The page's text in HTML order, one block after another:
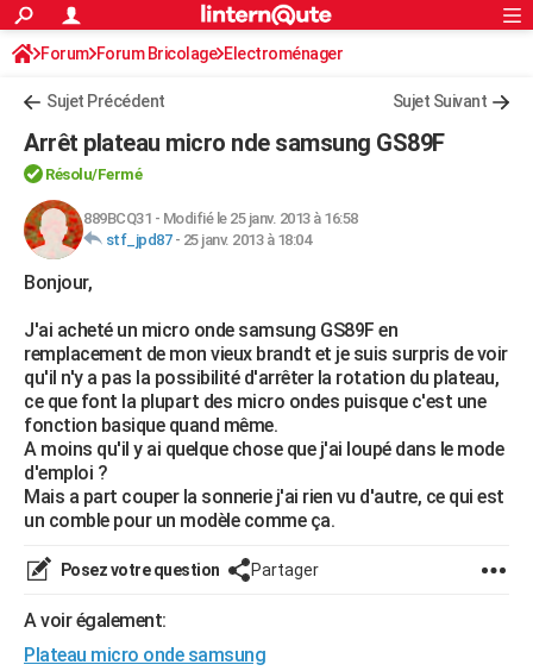
ACTUALITÉS
Politique
Société
Faits Divers
Education
Monde
Villes
+
Programme TV
TNTStreaming
Cinéma
Sorties cinéma
Musique
+FINANCE
Retraite
Impôts
Epargne
Immobilier
Risques naturels par ville
Banque
Assurance
Crédit
AUTO
Essais
Réserver un essai
Citadines
Berlines
SUV
Forum auto
BRICOLAGE
Forum
Aménagement intérieur
Extérieur
Cuisine
Salle de bains
Jardinage
Rangement
WEEK-END
Guides de France
Escapades
Patrimoine
Expositions
Musées
Week-end nature
+LIFESTYLE
Art de vivre
Bien-être
Loisirs
Mode
Modes de vie
SANTE
Alimentation
Guide de la santé
Maladies
Médicaments
Sommeil
VOYAGE
Destinations
City break
Voyage nature
Voyage de noces
Forum
Climat
PHOTO
GUIDES D'ACHAT
BONS PLANS
S'inscrire
Connexion
Forum Forum Bricolage Electroménager
Sujet Précédent Sujet Suivant
Arrêt plateau micro nde samsung GS89F
Résolu/Fermé
889BCQ31 - Modifié le 25 janv. 2013 à 16:58
stf_jpd87- 25 janv. 2013 à 18:04
Bonjour,
J'ai acheté un micro onde samsung GS89F en
remplacement de mon vieux brandt et je suis surpris de voir
qu'il n'y a pas la possibilité d'arrêter la rotation du plateau,
ce que font la plupart des micro ondes puisque c'est une
fonction basique quand même.
A moins qu'il y ai quelque chose que j'ai loupé dans le mode
d'emploi ?
Mais a part couper la sonnerie j'ai rien vu d'autre, ce qui est
un comble pour un modèle comme ça.
Posez votre question Partager
A voir également:
Plateau micro onde samsung